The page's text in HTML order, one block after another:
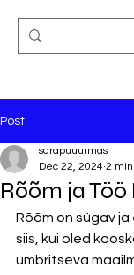
Post
Rõõm ja
sarapuuurmas
Dec 22, 2024 2
Rõõm on sügav
siis, kui oled
ümbritseva